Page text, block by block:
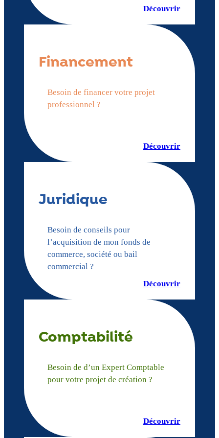
Découvrir
Financement
Besoin de financer votre projet
professionnel ?
Découvrir
Juridique
Besoin de conseils pour
l’acquisition de mon fonds de
commerce, société ou bail
commercial ?
Découvrir
Comptabilité
Besoin de d’un Expert Comptable
pour votre projet de création ?
Découvrir